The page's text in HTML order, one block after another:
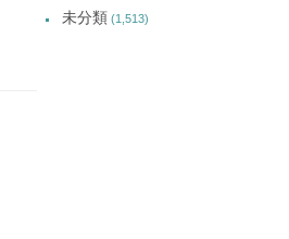
未分類 (1,513)